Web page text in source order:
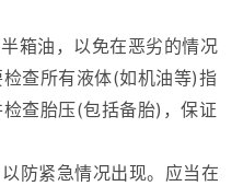
油，以免在恶劣的情况
查所有液体(如机油等)指
查胎压(包括备胎)，保证
紧急情况出现。应当在